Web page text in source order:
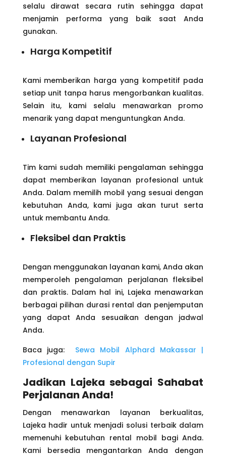
selalu dirawat secara rutin sehingga dapat
menjamin performa yang baik saat Anda
gunakan.
Harga Kompetitif
Kami memberikan harga yang kompetitif pada
setiap unit tanpa harus mengorbankan kualitas.
Selain itu, kami selalu menawarkan promo
menarik yang dapat menguntungkan Anda.
Layanan Profesional
Tim kami sudah memiliki pengalaman sehingga
dapat memberikan layanan profesional untuk
Anda. Dalam memilih mobil yang sesuai dengan
kebutuhan Anda, kami juga akan turut serta
untuk membantu Anda.
Fleksibel dan Praktis
Dengan menggunakan layanan kami, Anda akan
memperoleh pengalaman perjalanan fleksibel
dan praktis. Dalam hal ini, Lajeka menawarkan
berbagai pilihan durasi rental dan penjemputan
yang dapat Anda sesuaikan dengan jadwal
Anda.
Baca juga: Sewa Mobil Alphard Makassar |
Profesional dengan Supir
Jadikan Lajeka sebagai Sahabat
Perjalanan Anda!
Dengan menawarkan layanan berkualitas,
Lajeka hadir untuk menjadi solusi terbaik dalam
memenuhi kebutuhan rental mobil bagi Anda.
Kami bersedia mengantarkan Anda dengan